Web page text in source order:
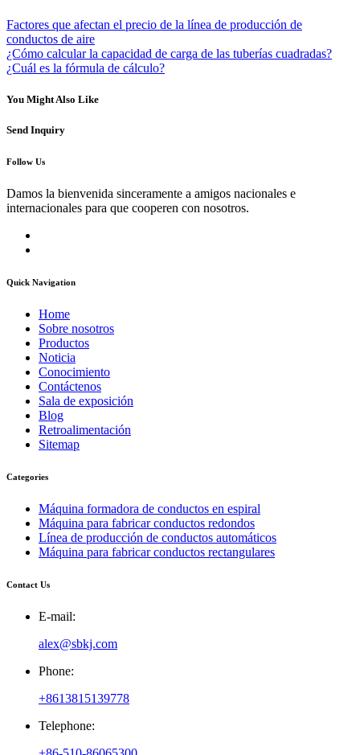
Factores que afectan el precio de la línea de producción de
conductos de aire
¿Cómo calcular la capacidad de carga de las tuberías cuadradas?
¿Cuál es la fórmula de cálculo?
You Might Also Like
Send Inquiry
Follow Us
Damos la bienvenida sinceramente a amigos nacionales e
internacionales para que cooperen con nosotros.
Quick Navigation
Home
Sobre nosotros
Productos
Noticia
Conocimiento
Contáctenos
Sala de exposición
Blog
Retroalimentación
Sitemap
Categories
Máquina formadora de conductos en espiral
Máquina para fabricar conductos redondos
Línea de producción de conductos automáticos
Máquina para fabricar conductos rectangulares
Contact Us
E-mail:
alex@sbkj.com
Phone:
+8613815139778
Telephone: